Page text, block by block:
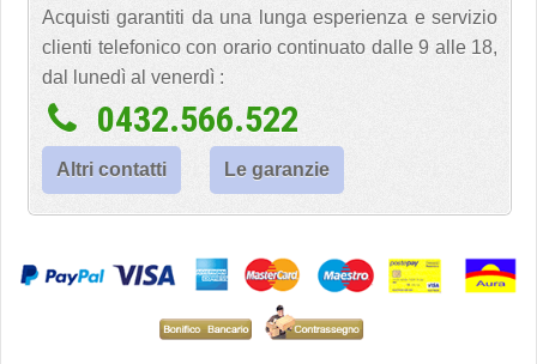
Acquisti garantiti da una lunga esperienza e servizio
clienti telefonico con orario continuato dalle 9 alle 18,
dal lunedì al venerdì :
0432.566.522
Altri contatti Le garanzie